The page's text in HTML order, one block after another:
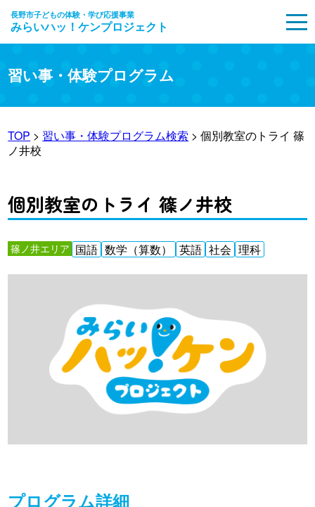
長野市子どもの体験・学び応援事業
みらいハッ！ケンプロジェクト
習い事・体験プログラム
TOP > 習い事・体験プログラム検索 > 個別教室のトライ 篠
ノ井校
個別教室のトライ 篠ノ井校
篠ノ井エリア 国語 数学（算数） 英語 社会 理科
プログラム詳細